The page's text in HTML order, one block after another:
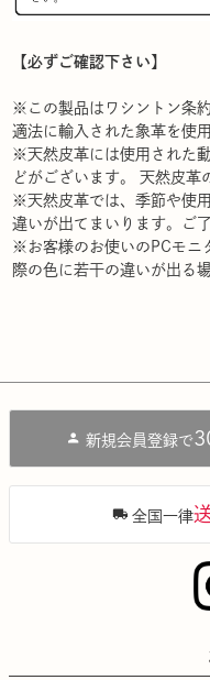
【必ずご確認下さい】
※この製品はワシントン条
適法に輸入された象革を使
※天然皮革には使用された
どがございます。 天然皮革
※天然皮革では、季節や使
違いが出てまいります。ご
※お客様のお使いのPCモニ
際の色に若干の違いが出る
新規会員登録で
全国一律